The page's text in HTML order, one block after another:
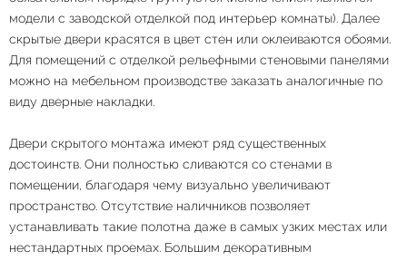
модели с заводской отделкой под интерьер комнаты). Далее
скрытые двери красятся в цвет стен или оклеиваются обоями.
Для помещений с отделкой рельефными стеновыми панелями
можно на мебельном производстве заказать аналогичные по
виду дверные накладки.
Двери скрытого монтажа имеют ряд существенных
достоинств. Они полностью сливаются со стенами в
помещении, благодаря чему визуально увеличивают
пространство. Отсутствие наличников позволяет
устанавливать такие полотна даже в самых узких местах или
нестандартных проемах. Большим декоративным